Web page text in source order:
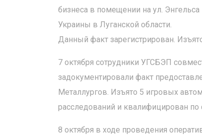
бизнеса в помещении на ул.
Украины в Луганской области.
Данный факт зарегистрирован.
7 октября сотрудники УГСБЭП
задокументировали факт
Металлургов. Изъято 5 игровых
расследований и квалифицирован
8 октября в ходе проведения